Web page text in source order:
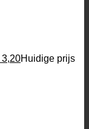
3,20Huidige prijs